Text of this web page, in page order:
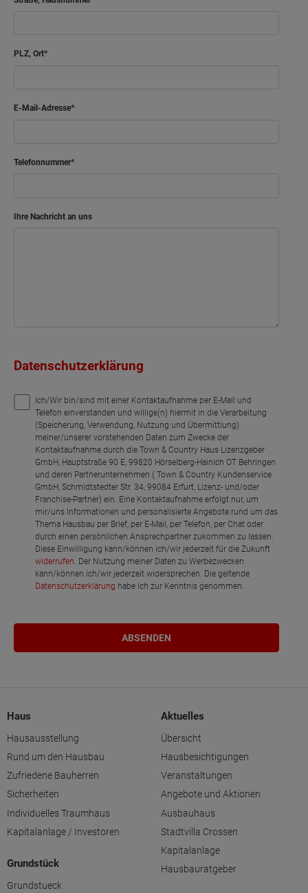
PLZ, Ort
E-Mail-Adresse
Telefonnummer
Ihre Nachricht an uns
Datenschutzerklärung
Ich/Wir bin/sind mit einer Kontaktaufnahme per E-Mail und
Telefon einverstanden und willige(n) hiermit in die Verarbeitung
(Speicherung, Verwendung, Nutzung und Übermittlung)
meiner/unserer vorstehenden Daten zum Zwecke der
Kontaktaufnahme durch die Town & Country Haus Lizenzgeber
GmbH, Hauptstraße 90 E, 99820 Hörselberg-Hainich OT Behringen
und deren Partnerunternehmen ( Town & Country Kundenservice
GmbH, Schmidtstedter Str. 34, 99084 Erfurt, Lizenz- und/oder
Franchise-Partner) ein. Eine Kontaktaufnahme erfolgt nur, um
mir/uns Informationen und personalisierte Angebote rund um das
Thema Hausbau per Brief, per E-Mail, per Telefon, per Chat oder
durch einen persönlichen Ansprechpartner zukommen zu lassen.
Diese Einwilligung kann/können ich/wir jederzeit für die Zukunft
widerrufen. Der Nutzung meiner Daten zu Werbezwecken
kann/können ich/wir jederzeit widersprechen. Die geltende
Datenschutzerklärung habe ich zur Kenntnis genommen.
Haus
Hausausstellung
Rund um den Hausbau
Zufriedene Bauherren
Sicherheiten
Individuelles Traumhaus
Kapitalanlage / Investoren
Grundstück
Grundstueck
Aktuelles
Übersicht
Hausbesichtigungen
Veranstaltungen
Angebote und Aktionen
Ausbauhaus
Stadtvilla Crossen
Kapitalanlage
Hausbauratgeber